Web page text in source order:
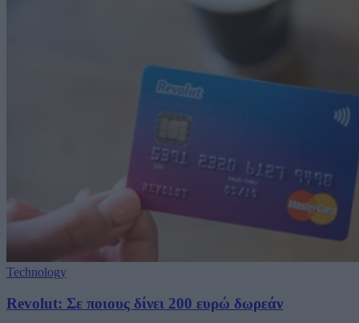
Technology
Revolut: Σε ποιους δίνει 200 ευρώ δωρεάν